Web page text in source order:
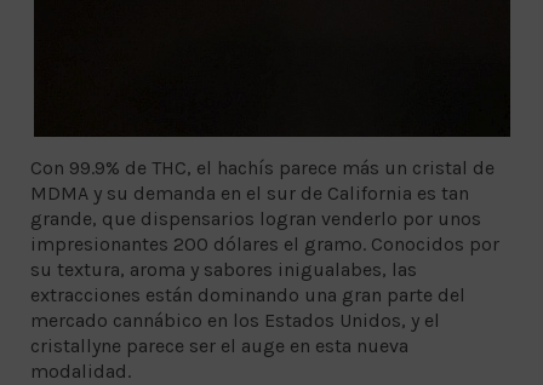
Con 99.9% de THC, el hachís parece más un cristal de
MDMA y su demanda en el sur de California es tan
grande, que dispensarios logran venderlo por unos
impresionantes 200 dólares el gramo. Conocidos por
su textura, aroma y sabores inigualabes, las
extracciones están dominando una gran parte del
mercado cannábico en los Estados Unidos, y el
cristallyne parece ser el auge en esta nueva
modalidad.